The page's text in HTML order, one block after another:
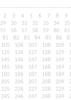
2 3 4 5 6 7 8
9
29 30 31 32 33 34
35
55 56 57 58 59 60
61
81 82 83 84 85 86
105 106 107 108 109
125 126 127 128 129
145 146 147 148 149
165 166 167 168 169
185 186 187 188 189
205 206 207 208 209
225 226 227 228 229
245 246 247 248 249